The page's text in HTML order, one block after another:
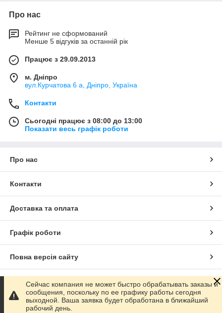
Про нас
Рейтинг не сформований
Менше 5 відгуків за останній рік
Працює з 29.09.2013
м. Дніпро
вул.Курчатова 6 а, Дніпро, Україна
Контакти
Сьогодні працює з 08:00 до 13:00
Показати весь графік роботи
Про нас
Контакти
Доставка та оплата
Графік роботи
Повна версія сайту
Сайт створено на маркетплейсі Prom.ua
Політика конфіденційності
Сейчас компания не может быстро обрабатывать заказы и
сообщения, поскольку по ее графику работы сегодня
выходной. Ваша заявка будет обработана в ближайший
рабочий день.